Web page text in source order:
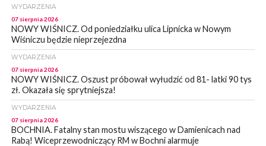
WYDARZENIA
07 sierpnia 2026
NOWY WIŚNICZ. Od poniedziałku ulica Lipnicka w Nowym
Wiśniczu będzie nieprzejezdna
WYDARZENIA
07 sierpnia 2026
NOWY WIŚNICZ. Oszust próbował wyłudzić od 81- latki 90 tys
zł. Okazała się sprytniejsza!
WYDARZENIA
07 sierpnia 2026
BOCHNIA. Fatalny stan mostu wiszącego w Damienicach nad
Rabą! Wiceprzewodniczący RM w Bochni alarmuje